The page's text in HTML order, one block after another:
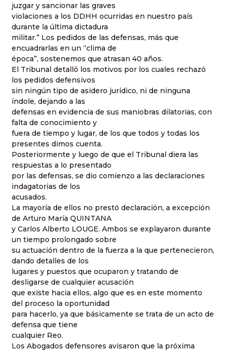
juzgar y sancionar las graves
violaciones a los DDHH ocurridas en nuestro país
durante la última dictadura
militar.” Los pedidos de las defensas, más que
encuadrarlas en un “clima de
época”, sostenemos que atrasan 40 años.
El Tribunal detalló los motivos por los cuales rechazó
los pedidos defensivos
sin ningún tipo de asidero jurídico, ni de ninguna
índole, dejando a las
defensas en evidencia de sus maniobras dilatorias, con
falta de conocimiento y
fuera de tiempo y lugar, de los que todos y todas los
presentes dimos cuenta.
Posteriormente y luego de que el Tribunal diera las
respuestas a lo presentado
por las defensas, se dio comienzo a las declaraciones
indagatorias de los
acusados.
La mayoría de ellos no prestó declaración, a excepción
de Arturo María QUINTANA
y Carlos Alberto LOUGE. Ambos se explayaron durante
un tiempo prolongado sobre
su actuación dentro de la fuerza a la que pertenecieron,
dando detalles de los
lugares y puestos que ocuparon y tratando de
desligarse de cualquier acusación
que existe hacia ellos, algo que es en este momento
del proceso la oportunidad
para hacerlo, ya que básicamente se trata de un acto de
defensa que tiene
cualquier Reo.
Los Abogados defensores avisaron que la próxima